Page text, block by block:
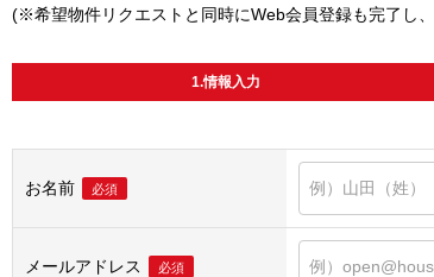
(※希望物件リクエストと同時にWeb会員登録も完了し
1.情報入力
お名前 必須
メールアドレス 必須